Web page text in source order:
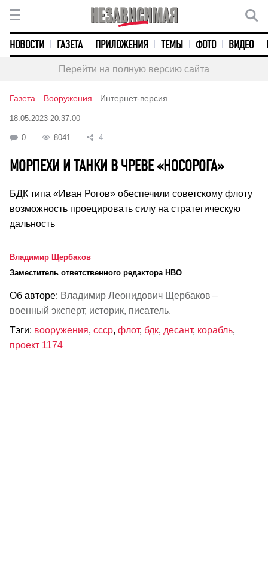
НОВОСТИ ГАЗЕТА ПРИЛОЖЕНИЯ ТЕМЫ ФОТО ВИДЕО
Перейти на полную версию сайта
Газета Вооружения Интернет-версия
18.05.2023 20:37:00
0 8041 4
МОРПЕХИ И ТАНКИ В ЧРЕВЕ «НОСОРОГА»
БДК типа «Иван Рогов» обеспечили советскому флоту
возможность проецировать силу на стратегическую
дальность
Владимир Щербаков
Заместитель ответственного редактора НВО
Об авторе: Владимир Леонидович Щербаков –
военный эксперт, историк, писатель.
Тэги: вооружения, ссср, флот, бдк, десант, корабль,
проект 1174